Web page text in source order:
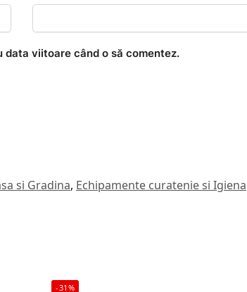
viitoare când o să comentez.
si Gradina, Echipamente curatenie si Igiena
-31%